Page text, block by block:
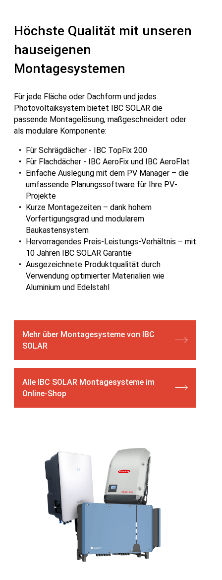
Höchste Qualität mit unseren
hauseigenen
Montagesystemen
Für jede Fläche oder Dachform und jedes
Photovoltaiksystem bietet IBC SOLAR die
passende Montagelösung, maßgeschneidert oder
als modulare Komponente:
Für Schrägdächer - IBC TopFix 200
Für Flachdächer - IBC AeroFix und IBC AeroFlat
Einfache Auslegung mit dem PV Manager – die
umfassende Planungssoftware für Ihre PV-
Projekte
Kurze Montagezeiten – dank hohem
Vorfertigungsgrad und modularem
Baukastensystem
Hervorragendes Preis-Leistungs-Verhältnis – mit
10 Jahren IBC SOLAR Garantie
Ausgezeichnete Produktqualität durch
Verwendung optimierter Materialien wie
Aluminium und Edelstahl
Mehr über Montagesysteme von IBC
SOLAR
Alle IBC SOLAR Montagesysteme im
Online-Shop